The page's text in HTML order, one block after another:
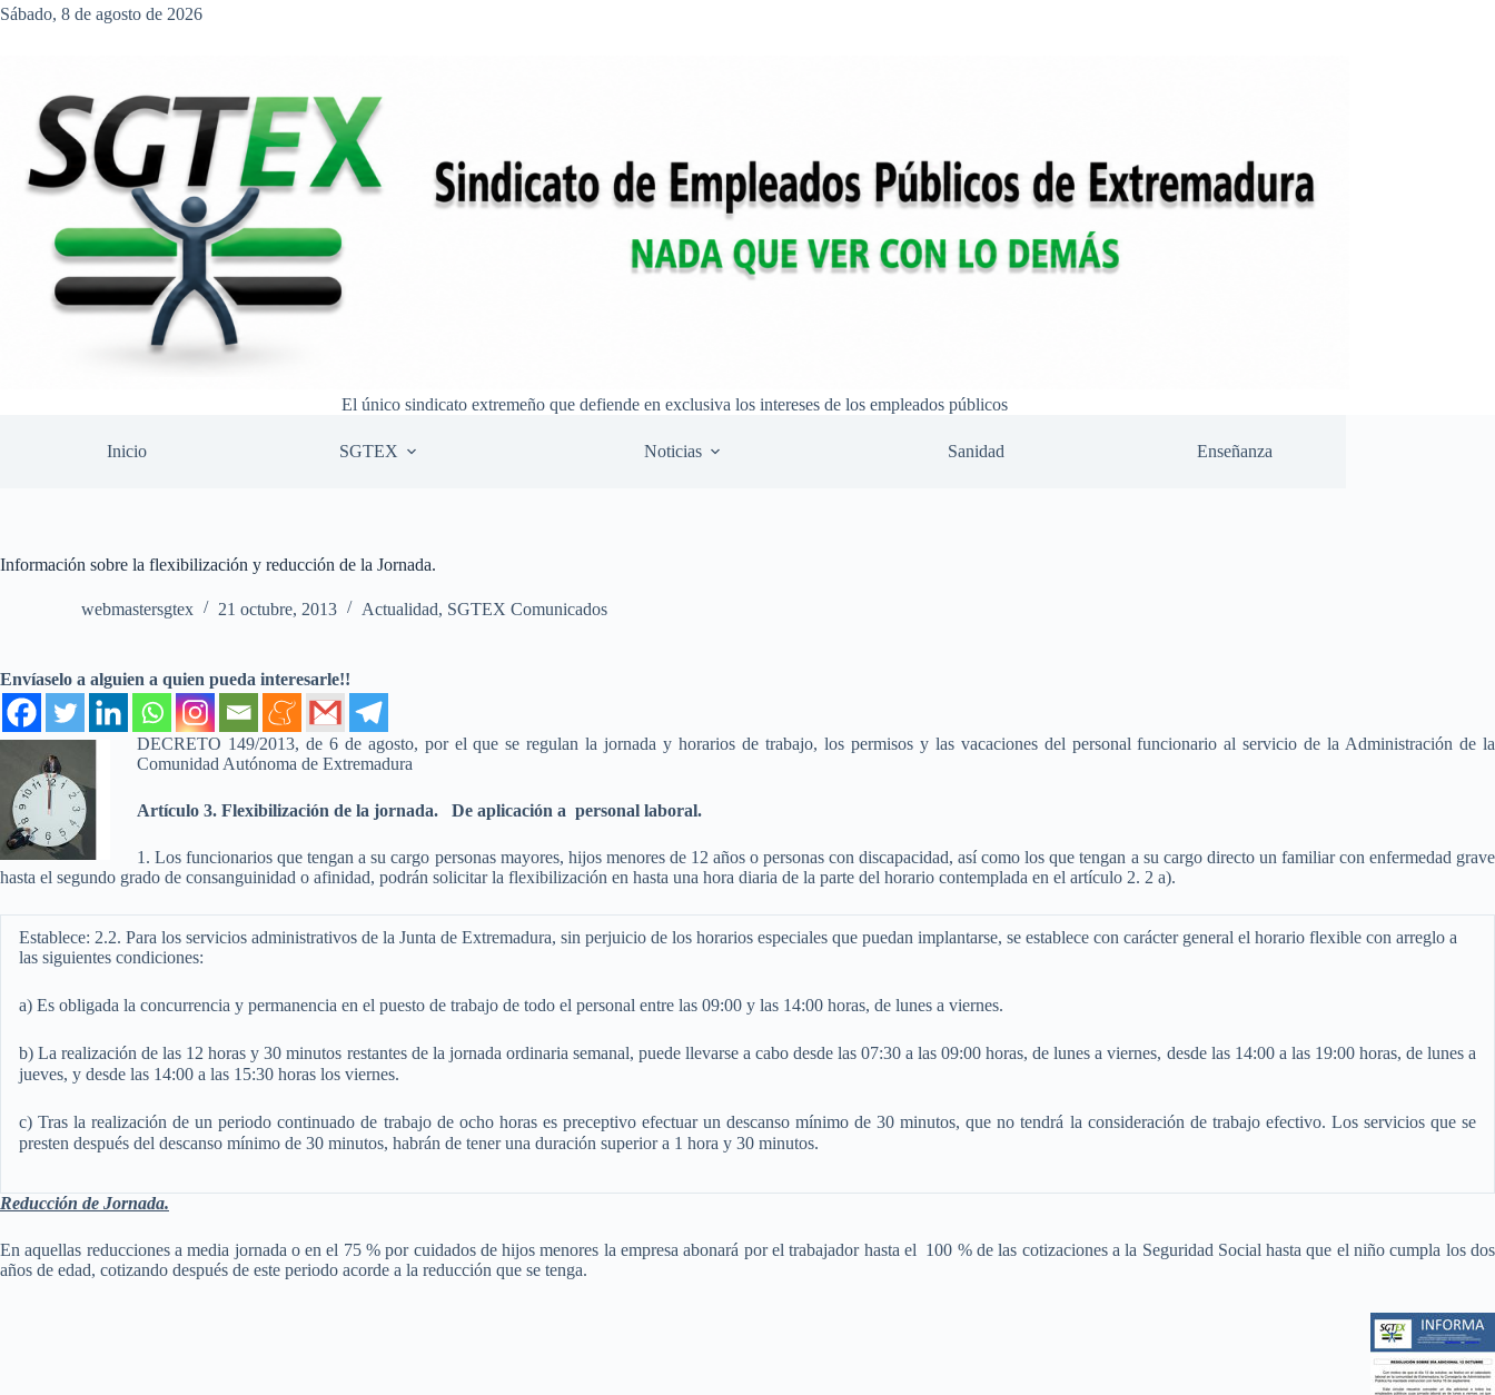
Saltar
Sábado, 8 de agosto de 2026
El único sindicato extremeño que defiende en exclusiva los intereses de los empleados públicos
Inicio SGTEX Noticias Sanidad Enseñanza
Información sobre la flexibilización y reducción de la Jornada.
webmastersgtex 21 octubre, 2013 Actualidad, SGTEX Comunicados
Envíaselo a alguien a quien pueda interesarle!!
DECRETO 149/2013, de 6 de agosto, por el que se regulan la jornada y horarios de trabajo, los permisos y las vacaciones del personal funcionario al servicio de la Administración de la
Comunidad Autónoma de Extremadura
Artículo 3. Flexibilización de la jornada. De aplicación a personal laboral.
1. Los funcionarios que tengan a su cargo personas mayores, hijos menores de 12 años o personas con discapacidad, así como los que tengan a su cargo directo un familiar con enfermedad grave
hasta el segundo grado de consanguinidad o afinidad, podrán solicitar la flexibilización en hasta una hora diaria de la parte del horario contemplada en el artículo 2. 2 a).
Establece: 2.2. Para los servicios administrativos de la Junta de Extremadura, sin perjuicio de los horarios especiales que puedan implantarse, se establece con carácter general el horario flexible con arreglo a
las siguientes condiciones:
a) Es obligada la concurrencia y permanencia en el puesto de trabajo de todo el personal entre las 09:00 y las 14:00 horas, de lunes a viernes.
b) La realización de las 12 horas y 30 minutos restantes de la jornada ordinaria semanal, puede llevarse a cabo desde las 07:30 a las 09:00 horas, de lunes a viernes, desde las 14:00 a las 19:00 horas, de lunes a
jueves, y desde las 14:00 a las 15:30 horas los viernes.
c) Tras la realización de un periodo continuado de trabajo de ocho horas es preceptivo efectuar un descanso mínimo de 30 minutos, que no tendrá la consideración de trabajo efectivo. Los servicios que se
presten después del descanso mínimo de 30 minutos, habrán de tener una duración superior a 1 hora y 30 minutos.
Reducción de Jornada.
En aquellas reducciones a media jornada o en el 75 % por cuidados de hijos menores la empresa abonará por el trabajador hasta el 100 % de las cotizaciones a la Seguridad Social hasta que el niño cumpla los dos
años de edad, cotizando después de este periodo acorde a la reducción que se tenga.